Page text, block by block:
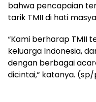
bahwa pencapaian
tarik TMII di hati
“Kami berharap TMII
keluarga Indonesia,
dengan berbagai
dicintai,” katanya.